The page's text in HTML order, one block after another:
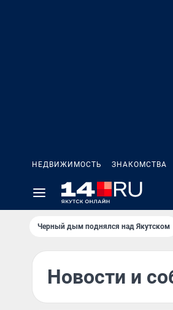
НЕДВИЖИМОСТЬ ЗНАКОМСТВА
Черный дым поднялся над Якутском
Новости и